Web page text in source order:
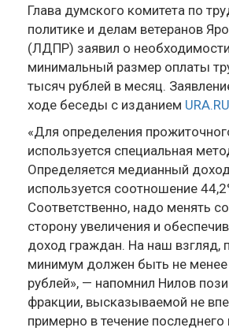
Глава думского комитета по
политике и делам ветеранов
(ЛДПР) заявил о
минимальный размер оплаты
тысяч рублей в месяц.
ходе беседы с изданием URA.RU
«Для определения
используется специальная
Определяется медианный
используется соотношение
Соответственно, надо менять
сторону увеличения и
доход граждан. На наш взгляд,
минимум должен быть не
рублей», — напомнил Нилов
фракции, высказываемой не
примерно в течение последнего